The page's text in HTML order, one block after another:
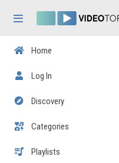
Home
Log In
Discovery
Categories
Playlists